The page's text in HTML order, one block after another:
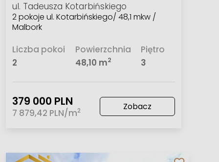
ul. Tadeusza Kotarbińskiego
2 pokoje ul. Kotarbińskiego/ 48,1 mkw /
Malbork
Liczba pokoi
2
Powierzchnia
48,10 m2
Piętro
3
379 000 PLN
7 879,42 PLN/m2 Zobacz